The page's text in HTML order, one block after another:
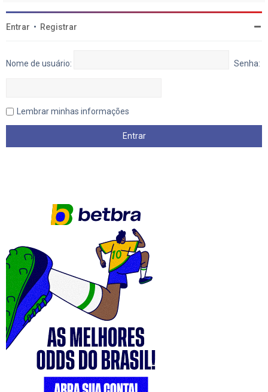
Entrar • Registrar
Nome de usuário: Senha:
Lembrar minhas informações